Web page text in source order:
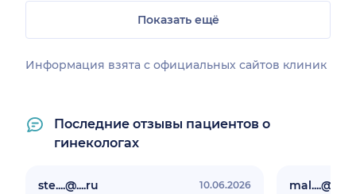
Показать ещё
Информация взята c официальных сайтов клиник
Последние отзывы пациентов о
гинекологах
ste....@....ru 10.06.2026
mal....@....ru